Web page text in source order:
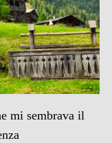
mi sembrava il